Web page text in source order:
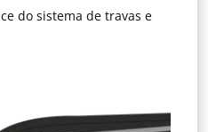
do sistema de travas e